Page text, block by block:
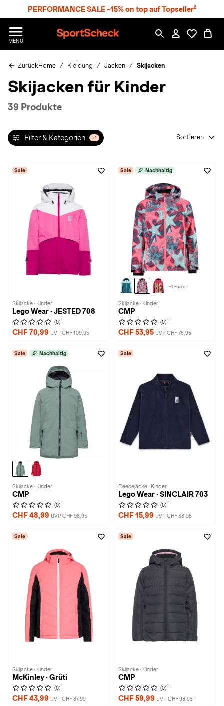
PERFORMANCE SALE -15% on top auf Topseller²
MENÜ
p
r
S
h
k
ZurückHome Kleidung Jacken Skijacken
Skijacken für Kinder
39 Produkte
Filter & Kategorien +1 Sortieren
Sale
Skijacke · Kinder
Lego Wear · JESTED 708
(0) 1
CHF 70,99 UVP CHF 109,95
Sale Nachhaltig
+1 Farbe
Skijacke · Kinder
CMP
(0) 1
CHF 53,95 UVP CHF 76,95
Sale Nachhaltig
Skijacke · Kinder
CMP
(0) 1
CHF 48,99 UVP CHF 98,95
Sale
Fleecejacke · Kinder
Lego Wear · SINCLAIR 703
(0) 1
CHF 15,99 UVP CHF 38,95
Sale
Skijacke · Kinder
McKinley · Grüti
(0) 1
CHF 43,99 UVP CHF 87,99
Sale
Skijacke · Kinder
CMP
(0) 1
CHF 59,99 UVP CHF 98,95